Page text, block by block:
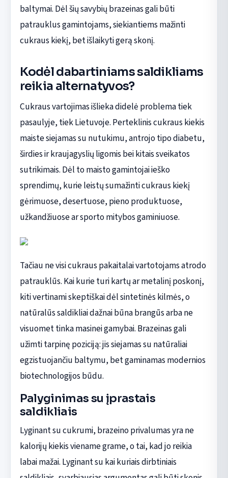
baltymai. Dėl šių savybių brazeinas gali būti
patrauklus gamintojams, siekiantiems mažinti
cukraus kiekį, bet išlaikyti gerą skonį.
Kodėl dabartiniams saldikliams
reikia alternatyvos?
Cukraus vartojimas išlieka didelė problema tiek
pasaulyje, tiek Lietuvoje. Perteklinis cukraus kiekis
maiste siejamas su nutukimu, antrojo tipo diabetu,
širdies ir kraujagyslių ligomis bei kitais sveikatos
sutrikimais. Dėl to maisto gamintojai ieško
sprendimų, kurie leistų sumažinti cukraus kiekį
gėrimuose, desertuose, pieno produktuose,
užkandžiuose ar sporto mitybos gaminiuose.
Tačiau ne visi cukraus pakaitalai vartotojams atrodo
patrauklūs. Kai kurie turi kartų ar metalinį poskonį,
kiti vertinami skeptiškai dėl sintetinės kilmės, o
natūralūs saldikliai dažnai būna brangūs arba ne
visuomet tinka masinei gamybai. Brazeinas gali
užimti tarpinę poziciją: jis siejamas su natūraliai
egzistuojančiu baltymu, bet gaminamas modernios
biotechnologijos būdu.
Palyginimas su įprastais
saldikliais
Lyginant su cukrumi, brazeino privalumas yra ne
kalorijų kiekis viename grame, o tai, kad jo reikia
labai mažai. Lyginant su kai kuriais dirbtiniais